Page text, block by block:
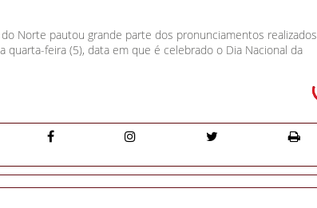
Norte pautou grande parte dos pronunciamentos realizados
quarta-feira (5), data em que é celebrado o Dia Nacional da